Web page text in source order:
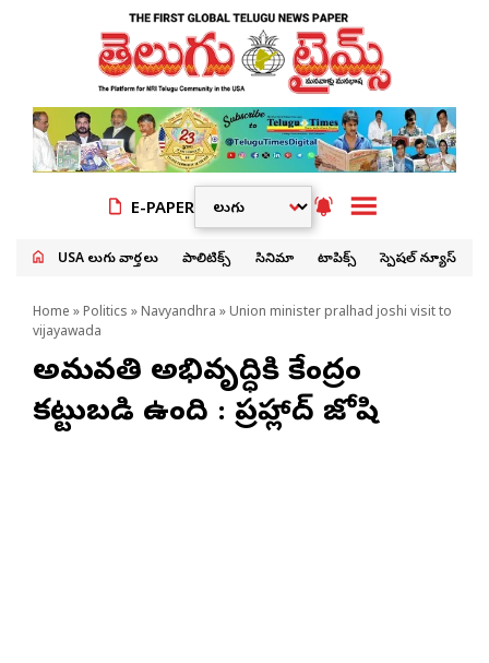
E-PAPER
USA తెలుగు వార్తలు పాలిటిక్స్ సినిమా టాపిక్స్ స్పెషల్ న్యూస్
Home » Politics » Navyandhra » Union minister pralhad joshi visit to
vijayawada
అమరావతి అభివృద్ధికి కేంద్రం
కట్టుబడి ఉంది : ప్రహ్లాద్ జోషి